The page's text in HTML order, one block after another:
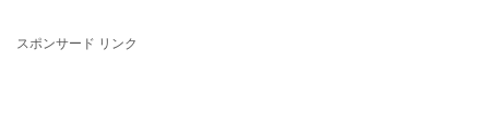
スポンサード リンク